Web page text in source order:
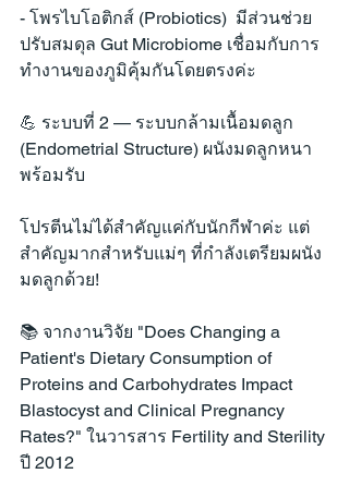
- โพรไบโอติกส์ (Probiotics)  มีส่วนช่วย
ปรับสมดุล Gut Microbiome เชื่อมกับการ
ทำงานของภูมิคุ้มกันโดยตรงค่ะ
💪 ระบบที่ 2 — ระบบกล้ามเนื้อมดลูก
(Endometrial Structure) ผนังมดลูกหนา
พร้อมรับ
โปรตีนไม่ได้สำคัญแค่กับนักกีฬาค่ะ แต่
สำคัญมากสำหรับแม่ๆ ที่กำลังเตรียมผนัง
มดลูกด้วย!
📚 จากงานวิจัย "Does Changing a
Patient's Dietary Consumption of
Proteins and Carbohydrates Impact
Blastocyst and Clinical Pregnancy
Rates?" ในวารสาร Fertility and Sterility
ปี 2012